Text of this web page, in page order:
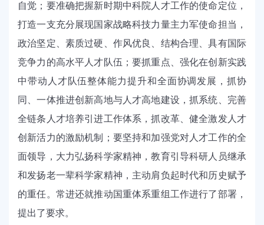
自觉；要准确把握新时期中科院人才工作的使命定位，
打造一支充分展现国家战略科技力量主力军使命担当，
政治坚定、素质过硬、作风优良、结构合理、具有国际
竞争力的高水平人才队伍；要抓重点、强化在创新实践
中带动人才队伍整体能力提升和全面协调发展，抓协
同、一体推进创新高地与人才高地建设，抓系统、完善
全链条人才培养引进工作体系，抓改革、健全激发人才
创新活力的激励机制；要坚持和加强党对人才工作的全
面领导，大力弘扬科学家精神，教育引导科研人员继承
和发扬老一辈科学家精神，主动肩负起时代和历史赋予
的重任。常进还就推动国重体系重组工作进行了部署，
提出了要求。